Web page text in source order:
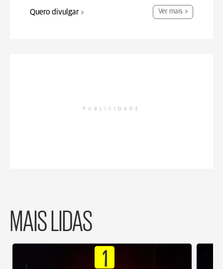
Quero divulgar Ver mais
PUBLICIDADE
MAIS LIDAS
1